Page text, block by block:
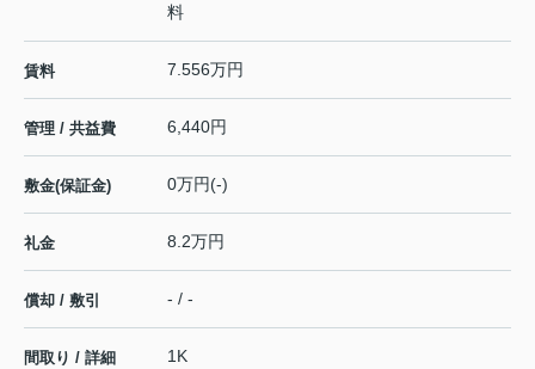
料
賃料 7.556万円
管理 / 共益費 6,440円
敷金(保証金) 0万円(-)
礼金 8.2万円
償却 / 敷引 - / -
間取り / 詳細
1K